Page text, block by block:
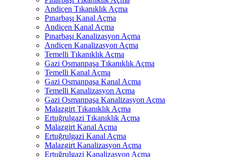
Andiçen Tıkanıklık Açma
Pınarbaşı Kanal Açma
Andiçen Kanal Açma
Pınarbaşı Kanalizasyon Açma
Andiçen Kanalizasyon Açma
Temelli Tıkanıklık Açma
Gazi Osmanpaşa Tıkanıklık Açma
Temelli Kanal Açma
Gazi Osmanpaşa Kanal Açma
Temelli Kanalizasyon Açma
Gazi Osmanpaşa Kanalizasyon Açma
Malazgirt Tıkanıklık Açma
Ertuğrulgazi Tıkanıklık Açma
Malazgirt Kanal Açma
Ertuğrulgazi Kanal Açma
Malazgirt Kanalizasyon Açma
Ertuğrulgazi Kanalizasyon Açma